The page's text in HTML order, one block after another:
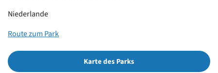
Niederlande
Route zum Park
Karte des Parks